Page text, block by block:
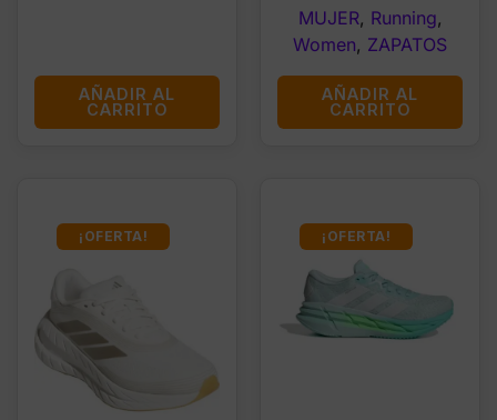
AÑADIR AL
CARRITO
MUJER, Running,
Women, ZAPATOS
AÑADIR AL
CARRITO
¡OFERTA! ¡OFERTA!